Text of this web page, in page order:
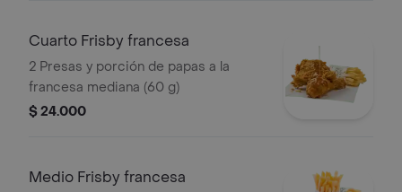
Cuarto Frisby francesa
2 Presas y porción de papas a la
francesa mediana (60 g)
$ 24.000
Medio Frisby francesa